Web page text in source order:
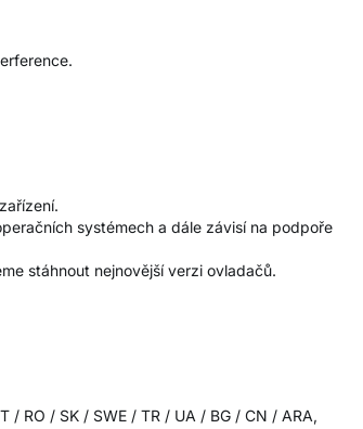
systémech a dále závisí na podpoře
stáhnout nejnovější verzi ovladačů.
/ RO / SK / SWE / TR / UA / BG / CN / ARA,